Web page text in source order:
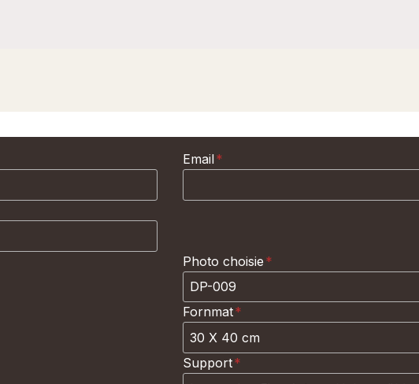
Email*
Photo choisie *
Fornmat*
Support*